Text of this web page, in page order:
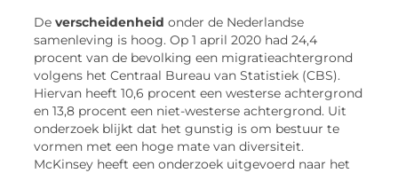
Deverscheidenheid onder de Nederlandse
samenleving is hoog. Op 1 april 2020 had 24,4
procent van de bevolking een migratieachtergrond
volgens het Centraal Bureau van Statistiek (CBS).
Hiervan heeft 10,6 procent een westerse achtergrond
en 13,8 procent een niet-westerse achtergrond. Uit
onderzoek blijkt dat het gunstig is om bestuur te
vormen met een hoge mate van diversiteit.
McKinsey heeft een onderzoek uitgevoerd naar het